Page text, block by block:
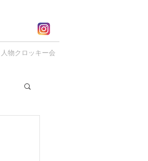
人物クロッキー会